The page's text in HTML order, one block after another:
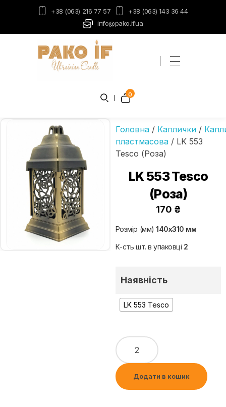
+38 (063) 216 77 57
+38 (063) 143 36 44
info@pako.if.ua
0
Головна/ Каплички/
пластмасова/ LK 553
Tesco (Роза)
LK 553 Tesco
(Роза)
170 ₴
Розмір (мм)140х310 мм
К-сть шт. в упаковці 2
Наявність
LK 553 Tesco
Додати в кошик